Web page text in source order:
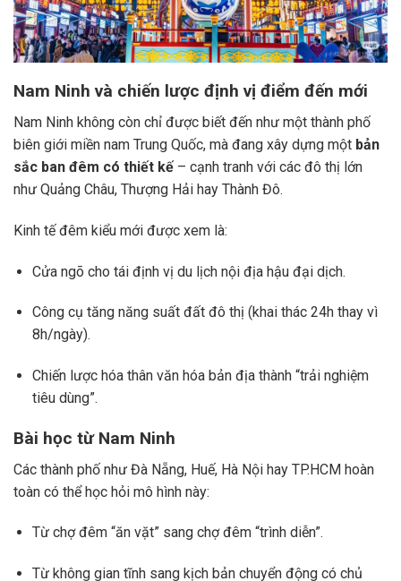
Nam Ninh và chiến lược định vị điểm đến mới
Nam Ninh không còn chỉ được biết đến như một thành phố
biên giới miền nam Trung Quốc, mà đang xây dựng một bản
sắc ban đêm có thiết kế– cạnh tranh với các đô thị lớn
như Quảng Châu, Thượng Hải hay Thành Đô.
Kinh tế đêm kiểu mới được xem là:
Cửa ngõ cho tái định vị du lịch nội địa hậu đại dịch.
Công cụ tăng năng suất đất đô thị (khai thác 24h thay vì
8h/ngày).
Chiến lược hóa thân văn hóa bản địa thành “trải nghiệm
tiêu dùng”.
Bài học từ Nam Ninh
Các thành phố như Đà Nẵng, Huế, Hà Nội hay TP.HCM hoàn
toàn có thể học hỏi mô hình này:
Từ chợ đêm “ăn vặt” sang chợ đêm “trình diễn”.
Từ không gian tĩnh sang kịch bản chuyển động có chủ